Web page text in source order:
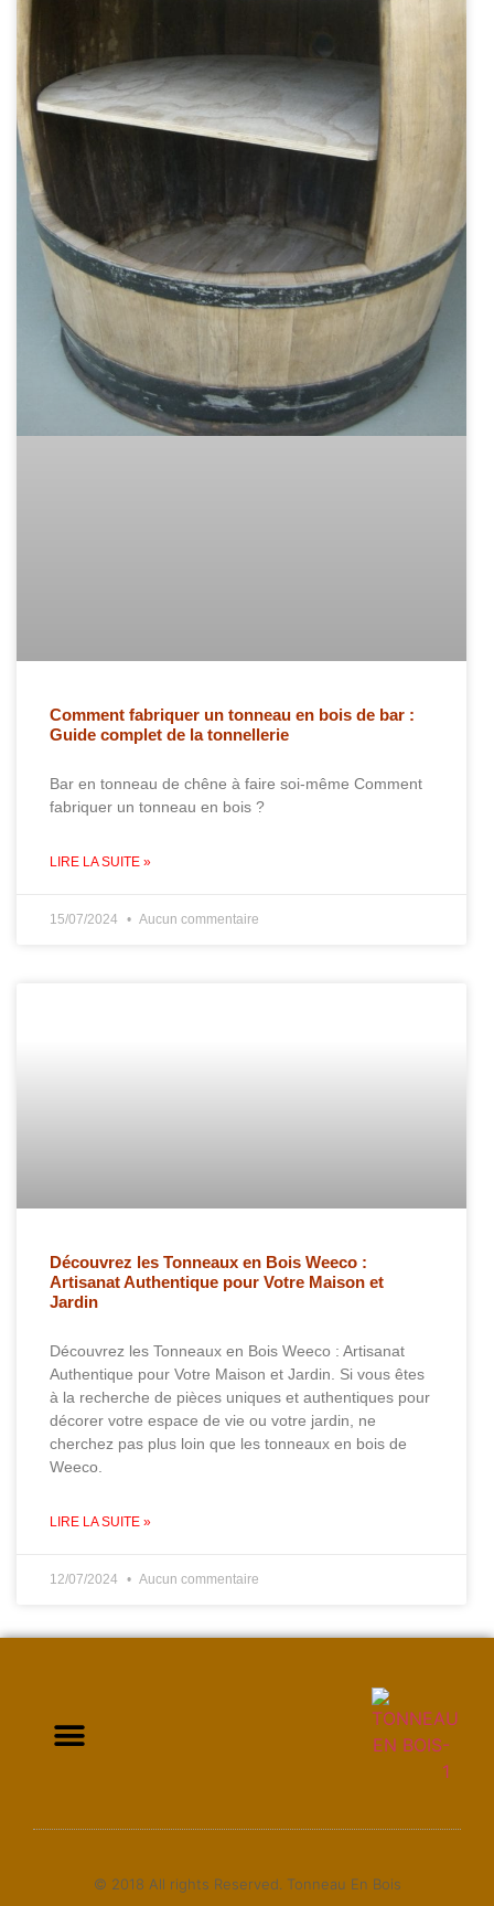
Comment fabriquer un tonneau en bois de bar :
Guide complet de la tonnellerie
Bar en tonneau de chêne à faire soi-même Comment
fabriquer un tonneau en bois ?
LIRE LA SUITE »
15/07/2024 Aucun commentaire
Découvrez les Tonneaux en Bois Weeco :
Artisanat Authentique pour Votre Maison et
Jardin
Découvrez les Tonneaux en Bois Weeco : Artisanat
Authentique pour Votre Maison et Jardin. Si vous êtes
à la recherche de pièces uniques et authentiques pour
décorer votre espace de vie ou votre jardin, ne
cherchez pas plus loin que les tonneaux en bois de
Weeco.
LIRE LA SUITE »
12/07/2024 Aucun commentaire
© 2018 All rights Reserved. Tonneau En Bois